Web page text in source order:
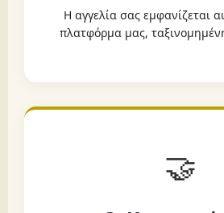
Η αγγελία σας εμφανίζεται
πλατφόρμα μας,
🤝